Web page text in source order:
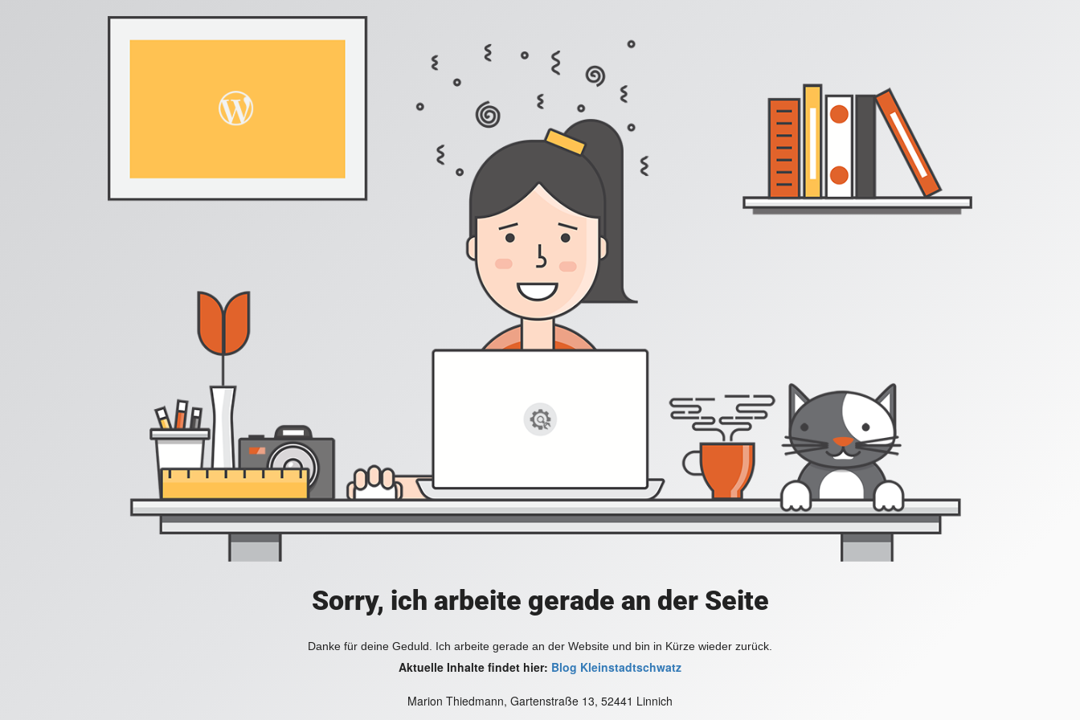
Sorry, ich arbeite gerade an der Seite
Danke für deine Geduld. Ich arbeite gerade an der Website und bin in Kürze wieder zurück.
Aktuelle Inhalte findet hier: Blog Kleinstadtschwatz
Marion Thiedmann, Gartenstraße 13, 52441 Linnich